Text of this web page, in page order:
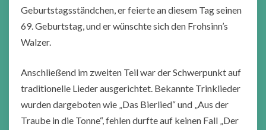
Geburtstagsständchen, er feierte an diesem Tag seinen
69. Geburtstag, und er wünschte sich den Frohsinn’s
Walzer.
Anschließend im zweiten Teil war der Schwerpunkt auf
traditionelle Lieder ausgerichtet. Bekannte Trinklieder
wurden dargeboten wie „Das Bierlied“ und „Aus der
Traube in die Tonne“, fehlen durfte auf keinen Fall „Der